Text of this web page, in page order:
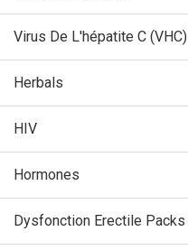
Virus De L'hépatite C (VHC)
Herbals
HIV
Hormones
Dysfonction Erectile Packs